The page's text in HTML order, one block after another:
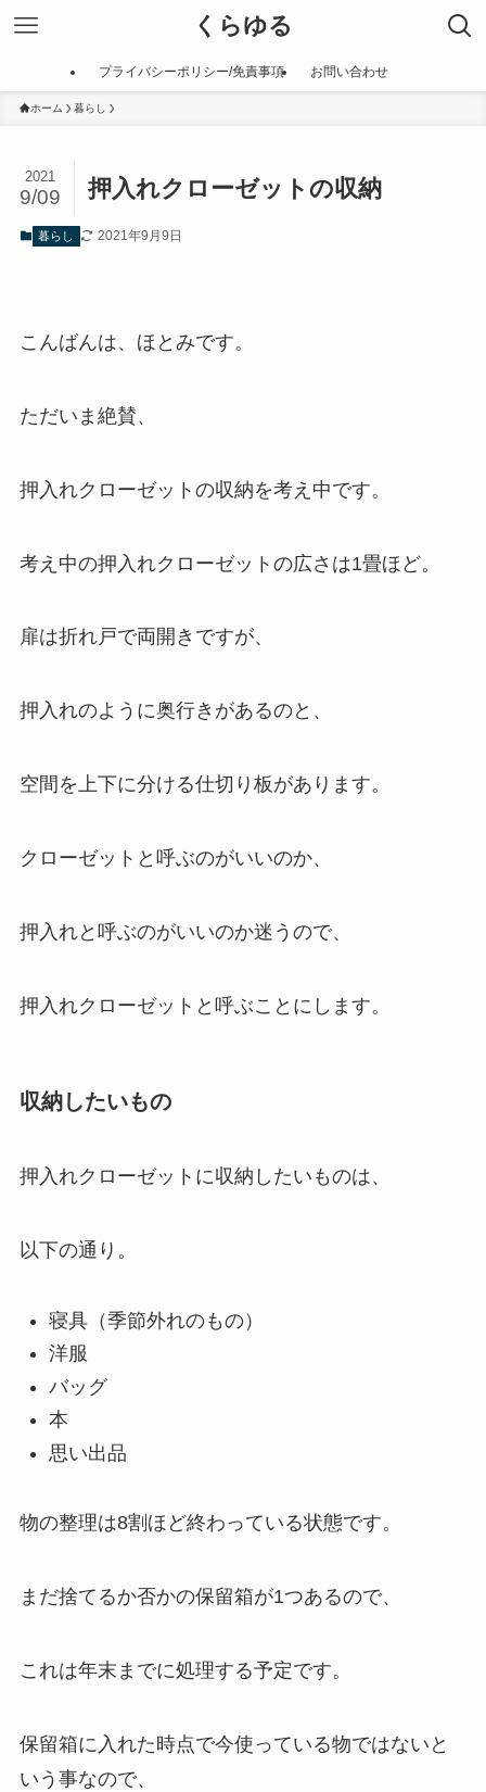
くらゆる
プライバシーポリシー/免責事項 お問い合わせ
ホーム 暮らし
押入れクローゼットの収納
2021
9/09
暮らし 2021年9月9日
こんばんは、ほとみです。
ただいま絶賛、
押入れクローゼットの収納を考え中です。
考え中の押入れクローゼットの広さは1畳ほど。
扉は折れ戸で両開きですが、
押入れのように奥行きがあるのと、
空間を上下に分ける仕切り板があります。
クローゼットと呼ぶのがいいのか、
押入れと呼ぶのがいいのか迷うので、
押入れクローゼットと呼ぶことにします。
収納したいもの
押入れクローゼットに収納したいものは、
以下の通り。
寝具（季節外れのもの）
洋服
バッグ
本
思い出品
物の整理は8割ほど終わっている状態です。
まだ捨てるか否かの保留箱が1つあるので、
これは年末までに処理する予定です。
保留箱に入れた時点で今使っている物ではないと
いう事なので、